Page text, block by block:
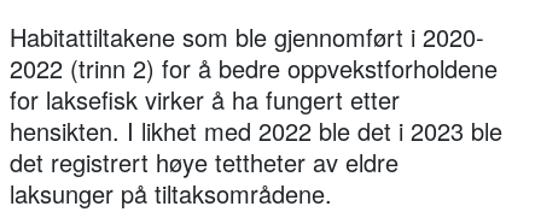
Habitattiltakene som ble gjennomført i 2020-
2022 (trinn 2) for å bedre oppvekstforholdene
for laksefisk virker å ha fungert etter
hensikten. I likhet med 2022 ble det i 2023 ble
det registrert høye tettheter av eldre
laksunger på tiltaksområdene.